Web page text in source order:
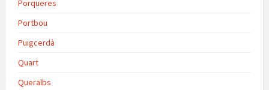
Porqueres
Portbou
Puigcerdà
Quart
Queralbs